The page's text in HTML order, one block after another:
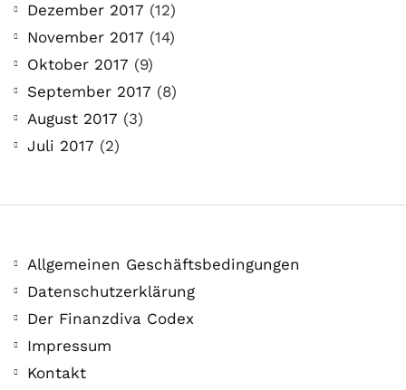
Dezember 2017 (12)
November 2017 (14)
Oktober 2017 (9)
September 2017 (8)
August 2017 (3)
Juli 2017 (2)
Allgemeinen Geschäftsbedingungen
Datenschutzerklärung
Der Finanzdiva Codex
Impressum
Kontakt